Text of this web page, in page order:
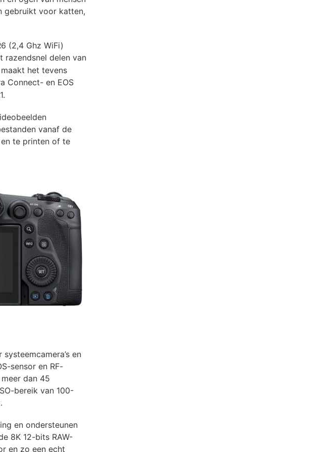
gebruikt voor katten,
(2,4 Ghz WiFi)
razendsnel delen van
het tevens
Connect- en EOS
vanaf de
te printen of te
en
sensor en RF-
dan 45
bereik van 100-
en ondersteunen
8K 12-bits RAW-
en zo een echt